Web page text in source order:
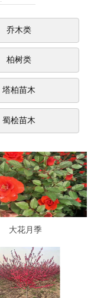
乔木类
柏树类
塔柏苗木
蜀桧苗木
大花月季